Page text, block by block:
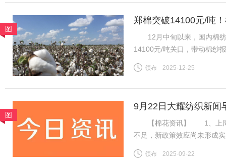
图
郑棉突破14100元/吨
地市场
12月中旬以来，国内棉纺
14100元/吨关口，带动棉纱
挤压，行业竞争格局生变
领布 2025-12-25
图
9月22日大耀纺织新闻
【棉花资讯】 1、上周国
不足，新政策效应尚未形成
盘ICE期棉同样先涨后跌，
领布 2025-09-22